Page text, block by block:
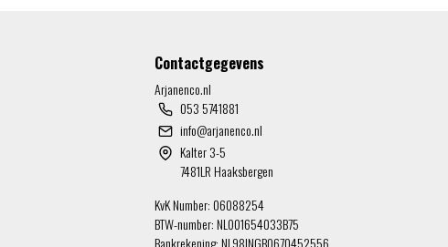
Contactgegevens
Arjanenco.nl
053 5741881
info@arjanenco.nl
Kalter 3-5
7481LR Haaksbergen
KvK Number: 06088254
BTW-number: NL001654033B75
Bankrekening: NL98INGB0670452556